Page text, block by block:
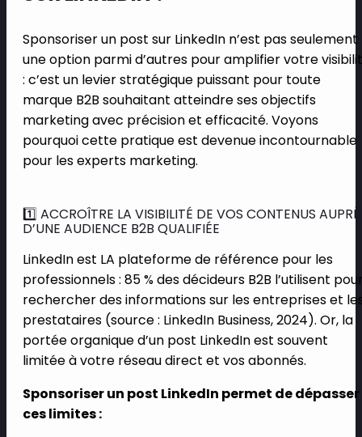
Sponsoriser un post sur LinkedIn n’est pas seulement
une option parmi d’autres pour amplifier votre
: c’est un levier stratégique puissant pour toute
marque B2B souhaitant atteindre ses objectifs
marketing avec précision et efficacité. Voyons
pourquoi cette pratique est devenue incontournable
pour les experts marketing.
1️⃣ ACCROÎTRE LA VISIBILITÉ DE VOS CONTENUS
D’UNE AUDIENCE B2B QUALIFIÉE
LinkedIn est LA plateforme de référence pour les
professionnels : 85 % des décideurs B2B l’utilisent
rechercher des informations sur les entreprises et
prestataires (source : LinkedIn Business, 2024). Or, la
portée organique d’un post LinkedIn est souvent
limitée à votre réseau direct et vos abonnés.
Sponsoriser un post LinkedIn permet de dépasser
ces limites :